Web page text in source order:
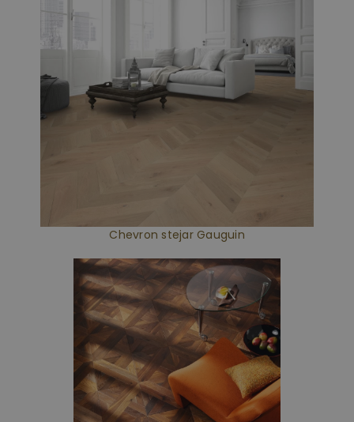
Chevron stejar Gauguin